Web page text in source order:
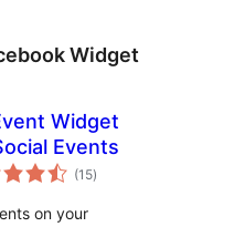
Widget
Widget
Events
(15wszystkich
ocen
)
on your